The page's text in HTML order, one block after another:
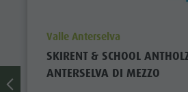
aria.poi_location_prefix
Valle Anterselva
SKIRENT & SCHOOL
ANTERSELVA DI MEZZO